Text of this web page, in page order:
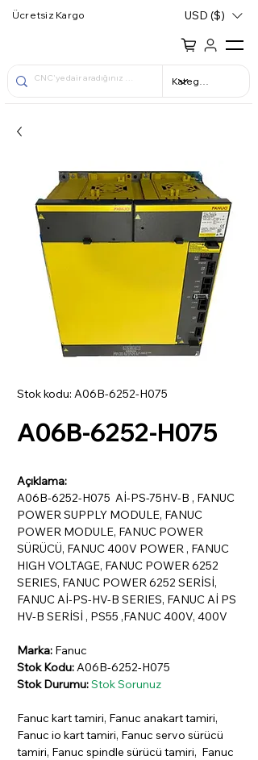
Ücretsiz Kargo USD ($)
Stok kodu: A06B-6252-H075
A06B-6252-H075
Açıklama:
A06B-6252-H075 Aİ-PS-75HV-B , FANUC
POWER SUPPLY MODULE, FANUC
POWER MODULE, FANUC POWER
SÜRÜCÜ, FANUC 400V POWER , FANUC
HIGH VOLTAGE, FANUC POWER 6252
SERIES, FANUC POWER 6252 SERİSİ,
FANUC Aİ-PS-HV-B SERIES, FANUC Aİ PS
HV-B SERİSİ , PS55 ,FANUC 400V, 400V
Marka: Fanuc
Stok Kodu:A06B-6252-H075
Stok Durumu:Stok Sorunuz
Fanuc kart tamiri, Fanuc anakart tamiri,
Fanuc io kart tamiri, Fanuc servo sürücü
tamiri, Fanuc spindle sürücü tamiri, Fanuc